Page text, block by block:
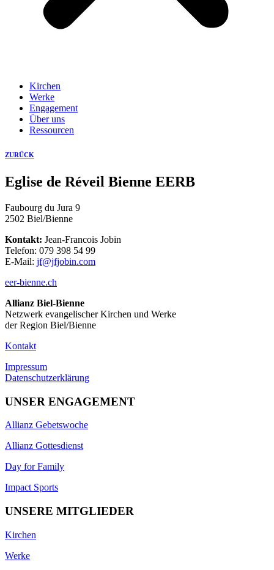
Kirchen
Werke
Engagement
Über uns
Ressourcen
ZURÜCK
Eglise de Réveil Bienne EERB
Faubourg du Jura 9
2502 Biel/Bienne
Kontakt: Jean-Francois Jobin
Telefon: 079 398 54 99
E-Mail: jf@jfjobin.com
eer-bienne.ch
Allianz Biel-Bienne
Netzwerk evangelischer Kirchen und Werke
der Region Biel/Bienne
Kontakt
Impressum
Datenschutzerklärung
UNSER ENGAGEMENT
Allianz Gebetswoche
Allianz Gottesdienst
Day for Family
Impact Sports
UNSERE MITGLIEDER
Kirchen
Werke